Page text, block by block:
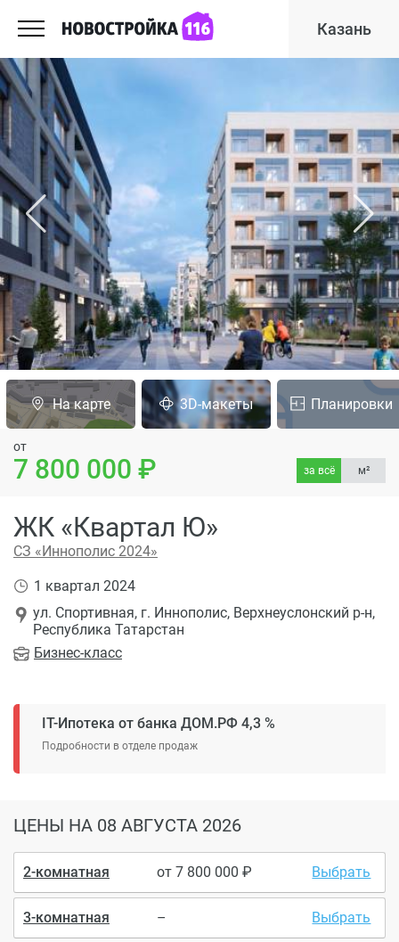
Казань
На карте 3D-макеты Планировки
ЖК «Квартал Ю»
СЗ «Иннополис 2024»
Бизнес-класс
ул. Спортивная, г. Иннополис, Верхнеуслонский р-н,
Республика Татарстан
1 квартал 2024
от
7 800 000 за всё м²
IT-Ипотека от банка ДОМ.РФ 4,3 %
Подробности в отделе продаж
ЦЕНЫ НА 08 АВГУСТА 2026
2-комнатная от7 800 000 Выбрать
3-комнатная – Выбрать